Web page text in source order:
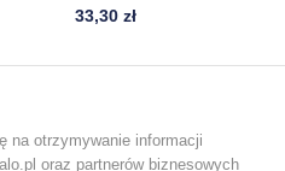
33,30 zł
na otrzymywanie informacji
oraz partnerów biznesowych